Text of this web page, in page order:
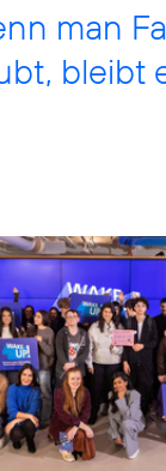
man
bleibt